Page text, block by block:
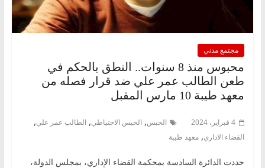
مجتمع مدني
محبوس منذ 8 سنوات.. النطق بالحكم في
طعن الطالب عمر علي ضد قرار فصله من
معهد طيبة 10 مارس المقبل
4 فبراير، 2024 الحبس, الحبس الاحتياطي, الطالب عمر علي,
القضاء الاداري, معهد طيبة
حددت الدائرة السادسة بمحكمة القضاء الإداري، بمجلس الدولة،